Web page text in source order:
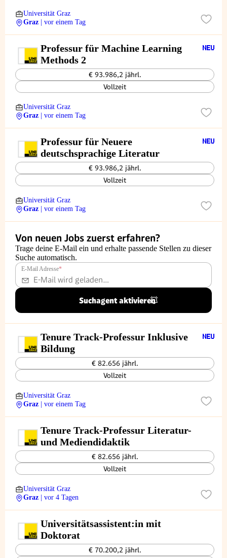
Universität Graz
Graz
| vor einem Tag
Professur für Machine Learning
Methods 2
€ 93.986,2 jährl.
Vollzeit
Universität Graz
Graz
| vor einem Tag
Professur für Neuere
deutschsprachige Literatur
€ 93.986,2 jährl.
Vollzeit
Universität Graz
Graz
| vor einem Tag
Von neuen Jobs zuerst erfahren?
Trage deine E-Mail ein und erhalte passende Stellen zu dieser
Suche automatisch.
E-Mail Adresse*
Suchagent aktivieren
Tenure Track-Professur Inklusive
Bildung
€ 82.656 jährl.
Vollzeit
Universität Graz
Graz
| vor einem Tag
Tenure Track-Professur Literatur-
und Mediendidaktik
€ 82.656 jährl.
Vollzeit
Universität Graz
Graz
| vor 4 Tagen
Universitätsassistent:in mit
Doktorat
€ 70.200,2 jährl.